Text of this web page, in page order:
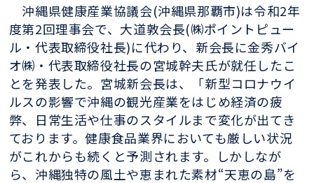
沖縄県健康産業協議会(沖縄県那覇市)は令和2年
度第2回理事会で、大道敦会長(㈱ポイントピュー
ル・代表取締役社長)に代わり、新会長に金秀バイ
オ㈱ ・代表取締役社長の宮城幹夫氏が就任したこ
とを発表した。 宮城新会長は、
「新型コロナウイ
ルスの影響で沖縄の観光産業をはじめ経済の疲
弊、日常生活や仕事のスタイルまで変化が出てき
ております。健康食品業界においても厳しい状況
がこれからも続くと予測されます。しかしなが
ら、沖縄独特の風土や恵まれた素材“天恵の島”を